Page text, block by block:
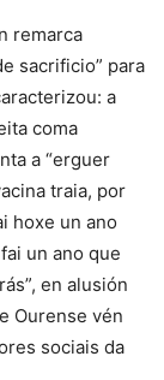
remarca
sacrificio” para
a
coma
a “erguer
traia, por
hoxe un ano
un ano que
en alusión
Ourense vén
sociais da